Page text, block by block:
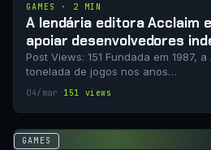
GAMES · 2 MIN
A lendária editora Acclaim
apoiar desenvolvedores
Post Views: 151 Fundada em 1987,
tonelada de jogos nos anos…
04/mar · 151 views
GAMES